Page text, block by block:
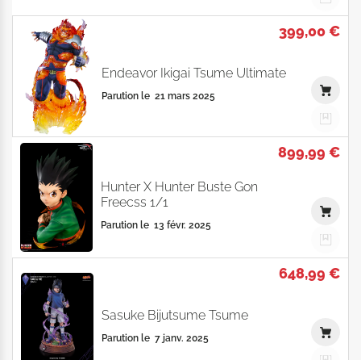
399,00 €
Endeavor Ikigai Tsume Ultimate
Parution le 21 mars 2025
899,99 €
Hunter X Hunter Buste Gon
Freecss 1/1
Parution le 13 févr. 2025
648,99 €
Sasuke Bijutsume Tsume
Parution le 7 janv. 2025